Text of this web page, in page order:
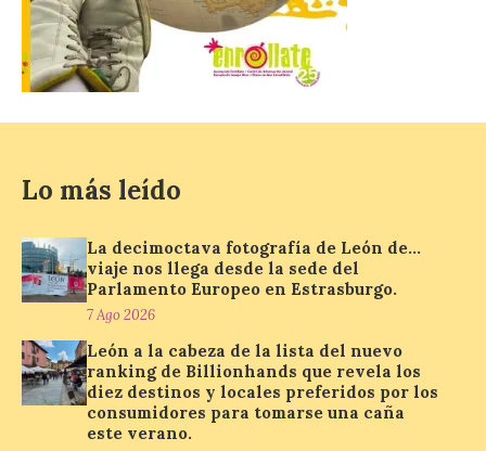
BIC en estado de ruina
7 Ago 2026
Cultural abandonado
plantean que la Junta
contacte cuanto antes con los
inmediatas que frenen el deterioro y el
riesgo de colapso. Los procuradores de
Unión del Pueblo […]
La Universidad de León
distribuye folletos con la
programación del evento
del eclipse solar que
Lo más leído
La decimoctava fotografía de León de…
viaje nos llega desde la sede del
Parlamento Europeo en Estrasburgo.
7 Ago 2026
León a la cabeza de la lista del nuevo
ranking de Billionhands que revela los
diez destinos y locales preferidos por los
consumidores para tomarse una caña
este verano.